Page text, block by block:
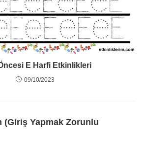
E Harfi Etkinlikleri
09/10/2023
(Giriş Yapmak Zorunlu